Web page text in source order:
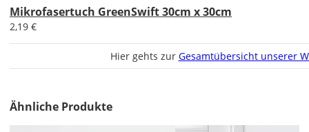
Lieferzeit
&
Mikrofasertuch GreenSwift 30cm x 30cm
2,19 €
Hier gehts zur Gesamtübersicht unserer
Ähnliche Produkte